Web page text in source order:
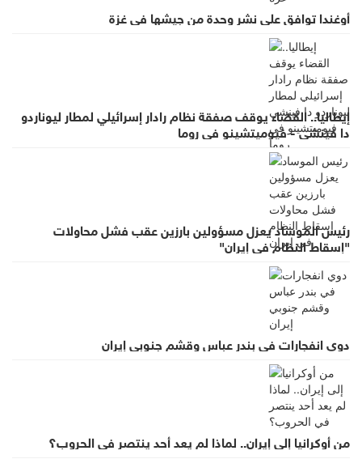
أوغندا توافق على نشر وحدة من جيشها في غزة
إيطاليا.. القضاء يوقف صفقة نظام رادار إسرائيلي لمطار ليوناردو
دا فينشي - فيوميتشينو في روما
رئيس الموساد يعزل مسؤولين بارزين عقب فشل محاولات
"إسقاط النظام في إيران"
دوي انفجارات في بندر عباس وقشم جنوبي إيران
من أوكرانيا إلى إيران.. لماذا لم يعد أحد ينتصر في الحروب؟